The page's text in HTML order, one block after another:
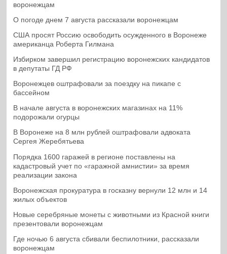
воронежцам
О погоде днем 7 августа рассказали воронежцам
США просят Россию освободить осужденного в Воронеже
американца Роберта Гилмана
Избирком завершил регистрацию воронежских кандидатов
в депутаты ГД РФ
Воронежцев оштрафовали за поездку на пикапе с
бассейном
В начале августа в воронежских магазинах на 11%
подорожали огурцы
В Воронеже на 8 млн рублей оштрафовали адвоката
Сергея Жеребятьева
Порядка 1600 гаражей в регионе поставлены на
кадастровый учет по «гаражной амнистии» за время
реализации закона
Воронежская прокуратура в госказну вернули 12 млн и 14
жилых объектов
Новые серебряные монеты с животными из Красной книги
презентовали воронежцам
Где ночью 6 августа сбивали беспилотники, рассказали
воронежцам